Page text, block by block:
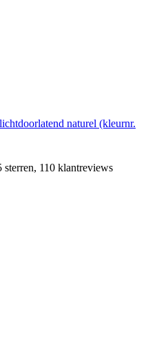
naturel (kleurnr.
sterren, 110 klantreviews